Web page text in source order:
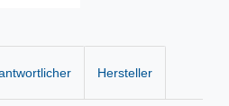
Hersteller